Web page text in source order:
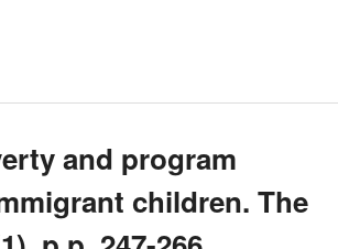
and program
children. The